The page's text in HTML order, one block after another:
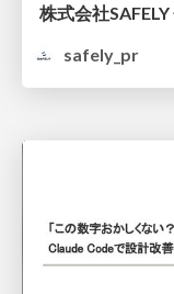
株式会社
safely_pr